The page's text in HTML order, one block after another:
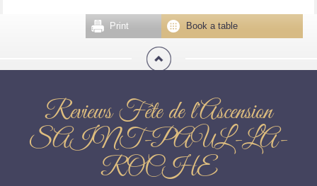
Book a table
Print
Reviews Fête de l'Ascension
SAINT-PAUL-LA-
ROCHE